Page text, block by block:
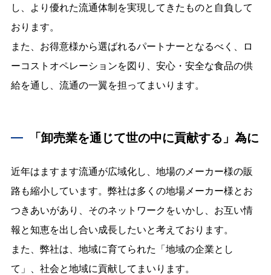
し、より優れた流通体制を実現してきたものと自負して
おります。
また、お得意様から選ばれるパートナーとなるべく、ロ
ーコストオペレーションを図り、安心・安全な食品の供
給を通し、流通の一翼を担ってまいります。
「卸売業を通じて世の中に貢献する」為に
近年はますます流通が広域化し、地場のメーカー様の販
路も縮小しています。弊社は多くの地場メーカー様とお
つきあいがあり、そのネットワークをいかし、お互い情
報と知恵を出し合い成長したいと考えております。
また、弊社は、地域に育てられた「地域の企業とし
て」、社会と地域に貢献してまいります。